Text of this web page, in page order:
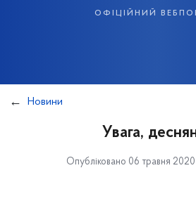
офіційний
Новини
Увага,
Опубліковано 06 травня